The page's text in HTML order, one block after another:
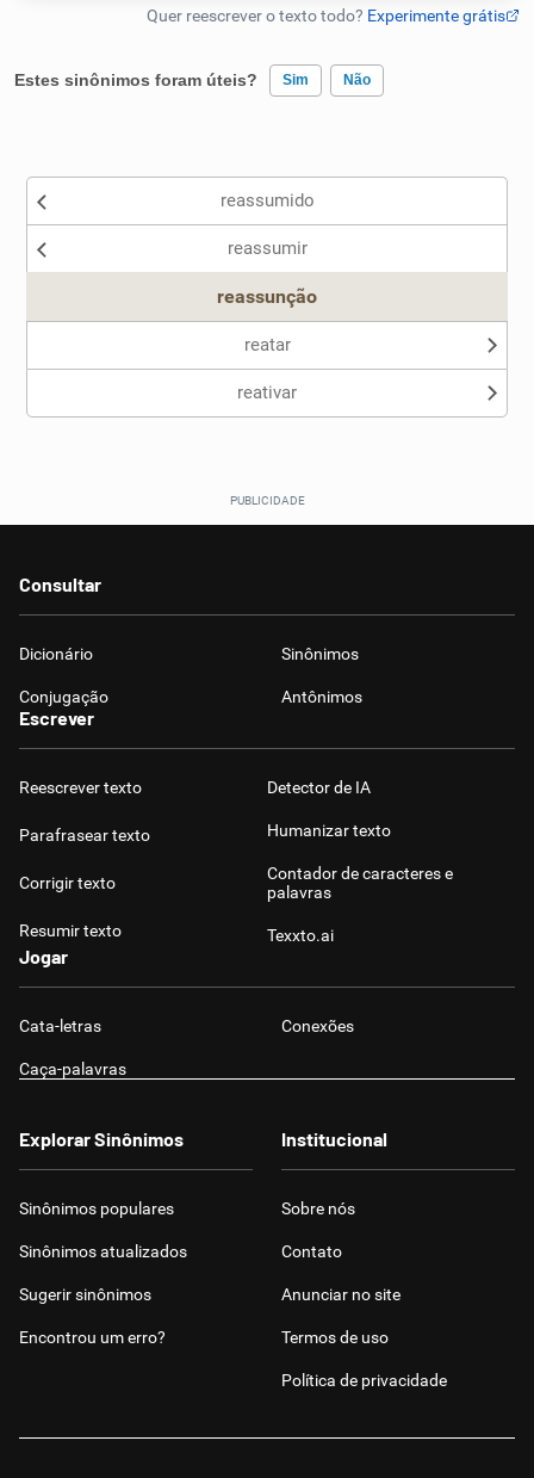
Sinônimos
Estes sinônimos foram úteis? Sim Não
Nenhum dos sinônimos apresentados me ajudou
reassumido
reassumir
reassunção
reatar
reativar
Consultar
Dicionário Sinônimos
Conjugação Antônimos
Escrever
Reescrever texto
Parafrasear texto
Corrigir texto
Resumir texto
Detector de IA
Humanizar texto
Contador de caracteres e
palavras
Texxto.ai
Jogar
Cata-letras Conexões
Caça-palavras
Explorar Sinônimos
Sinônimos populares
Sinônimos atualizados
Sugerir sinônimos
Encontrou um erro?
Institucional
Sobre nós
Contato
Anunciar no site
Termos de uso
Política de privacidade